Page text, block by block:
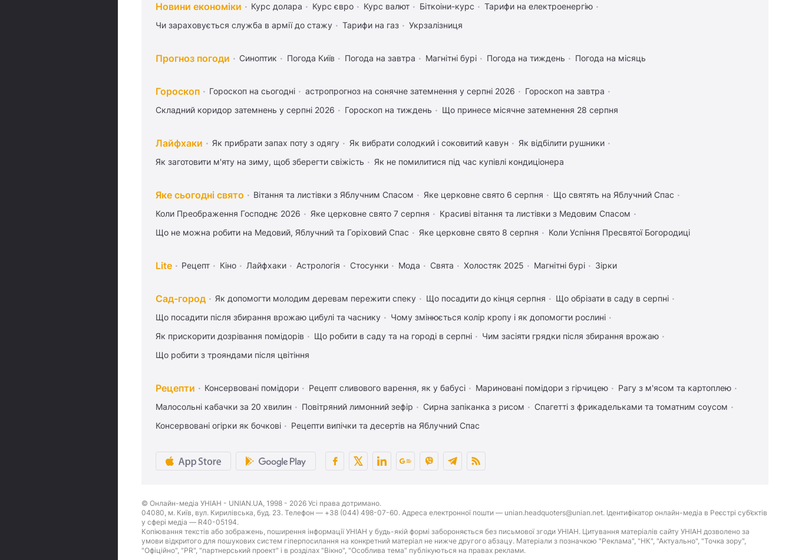
Новини економіки Курс долара Курс євро Курс валют Біткоіни-курс
Тарифи на електроенергію
Чи зараховується служба в армії до стажу
Тарифи на газ Укрзалізниця
Прогноз погоди Синоптик Погода Київ Погода на завтра Магнітні бурі Погода на тиждень Погода на місяць
Гороскоп Гороскоп на сьогодні астропрогноз на сонячне затемнення у серпні 2026
Гороскоп на завтра
Складний коридор затемнень у серпні 2026
Гороскоп на тиждень Що принесе місячне затемнення 28 серпня
Лайфхаки Як прибрати запах поту з одягу Як вибрати солодкий і соковитий кавун
Як відбілити рушники
Як заготовити м'яту на зиму, щоб зберегти свіжість
Як не помилитися під час купівлі кондиціонера
Яке сьогодні свято Вітання та листівки з Яблучним Спасом Яке церковне свято 6 серпня
Що святять на Яблучний Спас
Коли Преображення Господнє 2026
Яке церковне свято 7 серпня
Красиві вітання та листівки з Медовим Спасом
Що не можна робити на Медовий, Яблучний та Горіховий Спас
Яке церковне свято 8 серпня Коли Успіння Пресвятої Богородиці
Lite Рецепт Кіно Лайфхаки Астрологія Стосунки Мода Свята Холостяк 2025 Магнітні бурі Зірки
Сад-город Як допомогти молодим деревам пережити спеку Що посадити до кінця серпня
Що обрізати в саду в серпні
Що посадити після збирання врожаю цибулі та часнику
Чому змінюється колір кропу і як допомогти рослині
Як прискорити дозрівання помідорів
Що робити в саду та на городі в серпні
Чим засіяти грядки після збирання врожаю
Що робити з трояндами після цвітіння
Рецепти Консервовані помідори Рецепт сливового варення, як у бабусі Мариновані помідори з гірчицею
Рагу з м'ясом та картоплею
Малосольні кабачки за 20 хвилин
Повітряний лимонний зефір Сирна запіканка з рисом
Спагетті з фрикадельками та томатним соусом
Консервовані огірки як бочкові
Рецепти випічки та десертів на Яблучний Спас
© Онлайн-медіа УНІАН - UNIAN.UA, 1998 - 2026 Усі права дотримано.
04080, м. Київ, вул. Кирилівська, буд. 23. Телефон — +38 (044) 498-07-60. Адреса електронної пошти — unian.headquoters@unian.net. Ідентифікатор онлайн-медіа в Реєстрі суб’єктів
у сфері медіа — R40-05194.
Копіювання текстів або зображень, поширення інформації УНІАН у будь-якій формі забороняється без письмової згоди УНІАН. Цитування матеріалів сайту УНІАН дозволено за
умови відкритого для пошукових систем гіперпосилання на конкретний матеріал не нижче другого абзацу. Матеріали з позначкою "Реклама", "НК", "Актуально", "Точка зору",
"Офіційно", "PR", "партнерський проект" і в розділах "Вікно", "Особлива тема" публікуються на правах реклами.